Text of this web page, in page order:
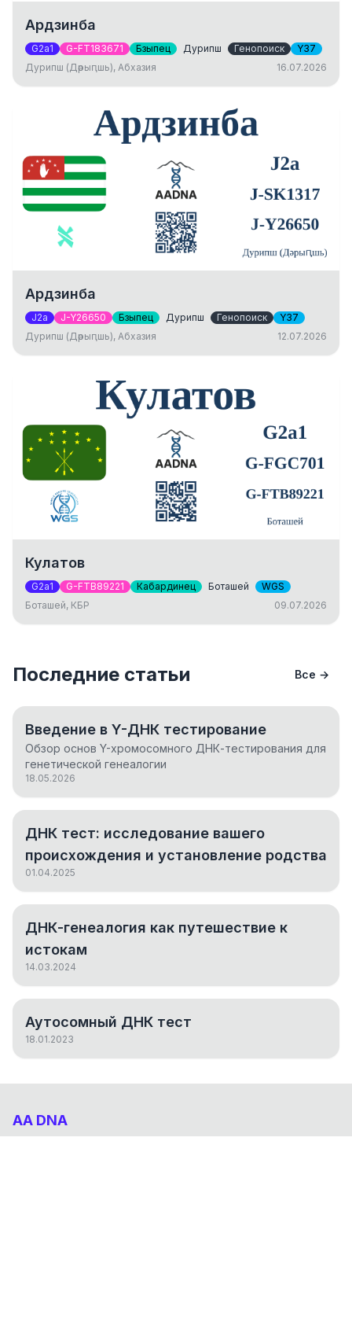
Ардзинба
G2a1 G-FT183671 Бзыпец Дурипш Генопоиск
Y37
Дурипш (Дәрыԥшь), Абхазия
16.07.2026
Ардзинба
J2a J-Y26650 Бзыпец Дурипш Генопоиск
Y37
Дурипш (Дәрыԥшь), Абхазия
12.07.2026
Кулатов
G2a1 G-FTB89221 Кабардинец Боташей
WGS
Боташей, КБР
09.07.2026
Последние статьи Все →
Введение в Y-ДНК тестирование
Обзор основ Y-хромосомного ДНК-тестирования для
генетической генеалогии
18.05.2026
ДНК тест: исследование вашего
происхождения и установление родства
01.04.2025
ДНК-генеалогия как путешествие к
истокам
14.03.2024
Аутосомный ДНК тест
18.01.2023
AA DNA